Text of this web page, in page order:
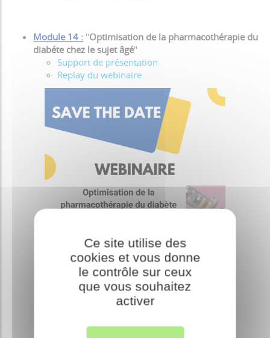
Module 14 : "Optimisation de la pharmacothérapie du
diabéte chez le sujet âgé"
Support de présentation
Replay du webinaire
Ce site utilise des
cookies et vous donne
le contrôle sur ceux
que vous souhaitez
activer